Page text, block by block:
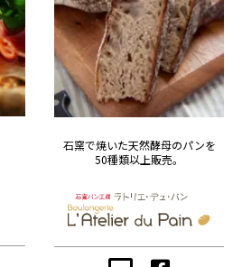
石窯で焼いた天然酵母のパンを
50種類以上販売。